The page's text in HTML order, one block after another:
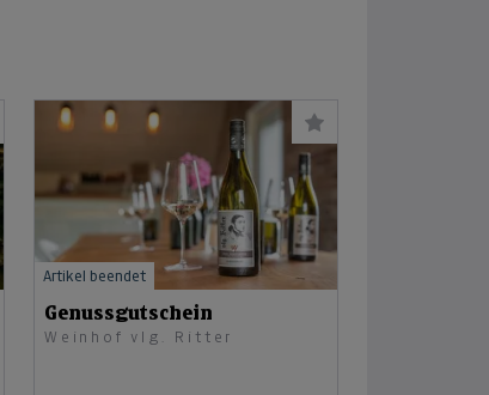
Genussgutschein
Weinhof vlg. Ritter
Artikel beendet